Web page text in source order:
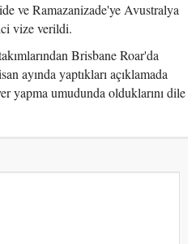
ve Ramazanizade'ye Avustralya
vize verildi.
Brisbane Roar'da
ayında yaptıkları açıklamada
yapma umudunda olduklarını dile